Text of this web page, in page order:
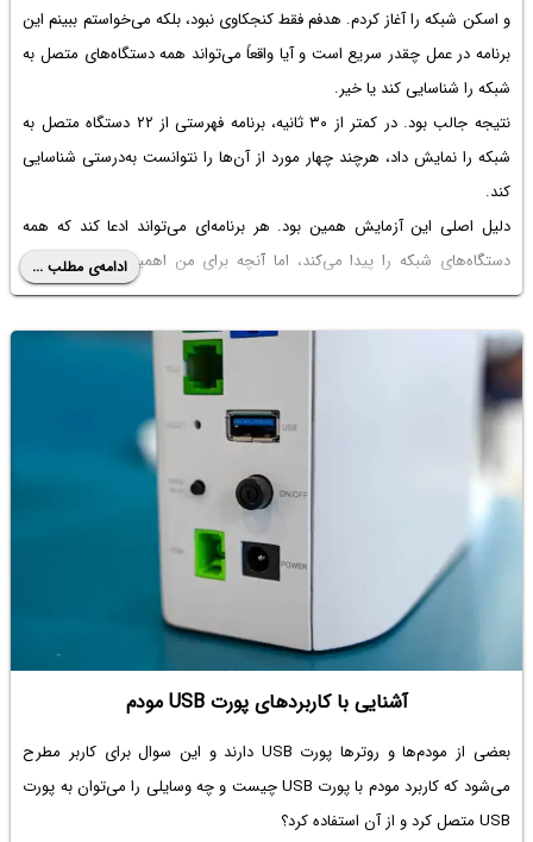
و اسکن شبکه را آغاز کردم. هدفم فقط کنجکاوی نبود، بلکه می‌خواستم ببینم این
برنامه در عمل چقدر سریع است و آیا واقعاً می‌تواند همه دستگاه‌های متصل به
شبکه را شناسایی کند یا خیر.
نتیجه جالب بود. در کمتر از ۳۰ ثانیه، برنامه فهرستی از ۲۲ دستگاه متصل به
شبکه را نمایش داد، هرچند چهار مورد از آن‌ها را نتوانست به‌درستی شناسایی
کند.
دلیل اصلی این آزمایش همین بود. هر برنامه‌ای می‌تواند ادعا کند که همه
دستگاه‌های شبکه را پیدا می‌کند، اما آنچه برای من اهمیت داشت، سرعت
انجام اسکن و کاربردی بودن نتایج بود. همچنین می‌خواستم بدانم منظور از
«همه دستگاه‌ها» در یک شبکه خانگی واقعی چیست.
ادامه‌ی مطلب ...
آشنایی با کاربردهای پورت USB مودم
بعضی از مودم‌ها و روترها پورت USB دارند و این سوال برای کاربر مطرح
می‌شود که کاربرد مودم با پورت USB
چیست و چه وسایلی را می‌توان به پورت
USB متصل کرد و از آن استفاده کرد؟